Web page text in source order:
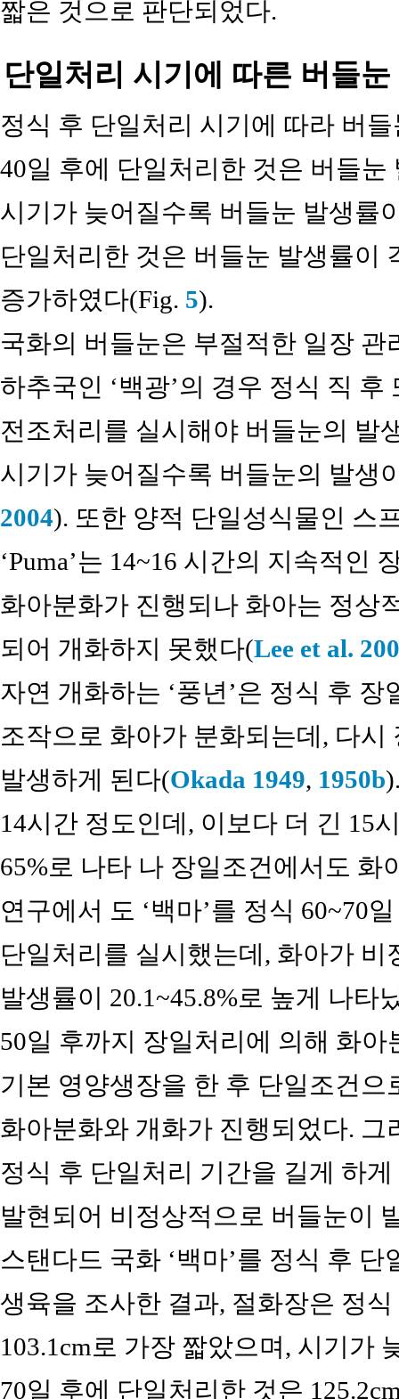
짧은 것으로 판단되었다.
단일처리 시기에 따른 버들
정식 후 단일처리 시기에 따라 버
40일 후에 단일처리한 것은 버들
시기가 늦어질수록 버들눈 발생률
단일처리한 것은 버들눈 발생률이
증가하였다(Fig. 5).
국화의 버들눈은 부절적한 일장
하추국인 ‘백광’의 경우 정식 직 후
전조처리를 실시해야 버들눈의 발
시기가 늦어질수록 버들눈의 발생
2004). 또한 양적 단일성식물인 스
‘Puma’는 14~16 시간의 지속적인
화아분화가 진행되나 화아는 정상
되어 개화하지 못했다(Lee et al.
자연 개화하는 ‘풍년’은 정식 후
조작으로 화아가 분화되는데, 다
발생하게 된다(Okada 1949, 1950b
14시간 정도인데, 이보다 더 긴 15
65%로 나타 나 장일조건에서도 화
연구에서 도 ‘백마’를 정식 60~70
단일처리를 실시했는데, 화아가
발생률이 20.1~45.8%로 높게 나타
50일 후까지 장일처리에 의해 화
기본 영양생장을 한 후 단일조건
화아분화와 개화가 진행되었다.
정식 후 단일처리 기간을 길게 하
발현되어 비정상적으로 버들눈이
스탠다드 국화 ‘백마’를 정식 후
생육을 조사한 결과, 절화장은 정
103.1cm로 가장 짧았으며, 시기가
70일 후에 단일처리한 것은